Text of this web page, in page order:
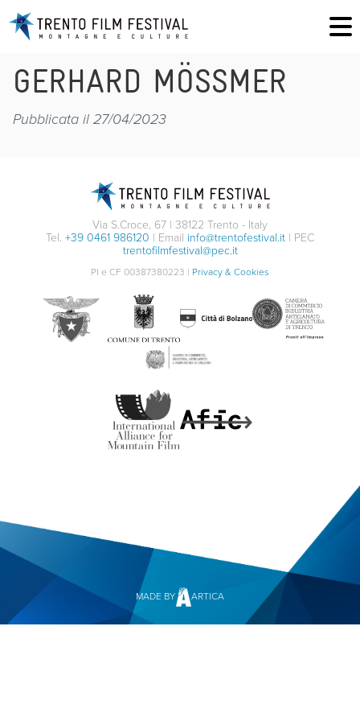
GERHARD MÖSSMER
Pubblicata il 27/04/2023
Via S.Croce, 67 | 38122 Trento - Italy
Tel. +39 0461 986120 | Email info@trentofestival.it | PEC
trentofilmfestival@pec.it
PI e CF 00387380223 | Privacy & Cookies
MADE BY ARTICA